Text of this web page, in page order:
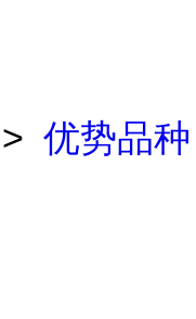
> 优势品种